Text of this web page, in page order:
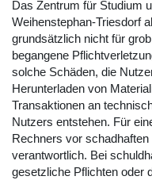
Das Zentrum für Studium
Weihenstephan-Triesdorf
grundsätzlich nicht für
begangene
solche Schäden, die
Herunterladen von
Transaktionen an
Nutzers entstehen. Für
Rechners vor
verantwortlich. Bei
gesetzliche Pflichten oder